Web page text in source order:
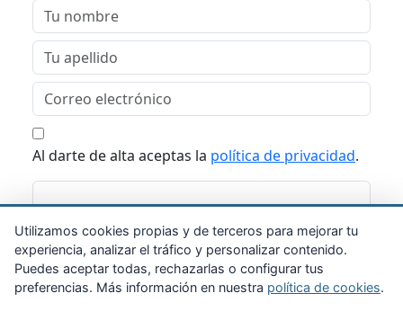
Al darte de alta aceptas la política de privacidad.
Suscribirme
Utilizamos cookies propias y de terceros para mejorar tu
experiencia, analizar el tráfico y personalizar contenido.
Puedes aceptar todas, rechazarlas o configurar tus
preferencias. Más información en nuestra política de cookies.